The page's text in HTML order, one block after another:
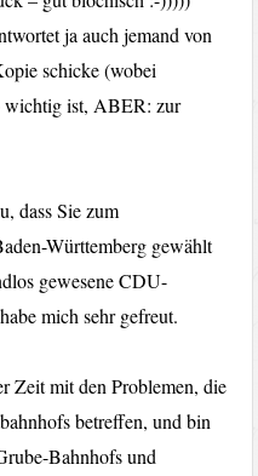
ja auch jemand von
schicke (wobei
wichtig ist, ABER: zur
dass Sie zum
Württemberg gewählt
gewesene CDU-
mich sehr gefreut.
Zeit mit den Problemen, die
betreffen, und bin
Bahnhofs und